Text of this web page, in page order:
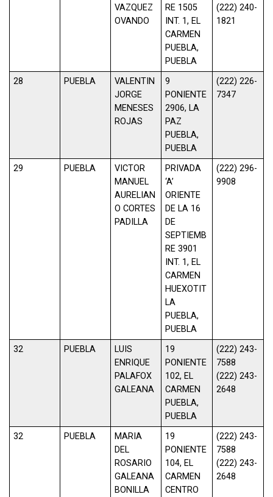
VAZQUEZ
OVANDO
RE 1505
INT. 1, EL
CARMEN
PUEBLA,
PUEBLA
(222) 240-
1821
28 PUEBLA
VALENTIN
JORGE
MENESES
ROJAS
9
PONIENTE
2906, LA
PAZ
PUEBLA,
PUEBLA
(222) 226-
7347
29 PUEBLA
VICTOR
MANUEL
AURELIAN
O CORTES
PADILLA
PRIVADA
‘A’
ORIENTE
DE LA 16
DE
SEPTIEMB
RE 3901
INT. 1, EL
CARMEN
HUEXOTIT
LA
PUEBLA,
PUEBLA
(222) 296-
9908
32 PUEBLA
LUIS
ENRIQUE
PALAFOX
GALEANA
19
PONIENTE
102, EL
CARMEN
PUEBLA,
PUEBLA
(222) 243-
7588
(222) 243-
2648
32 PUEBLA
MARIA
DEL
ROSARIO
GALEANA
BONILLA
19
PONIENTE
104, EL
CARMEN
CENTRO
(222) 243-
7588
(222) 243-
2648